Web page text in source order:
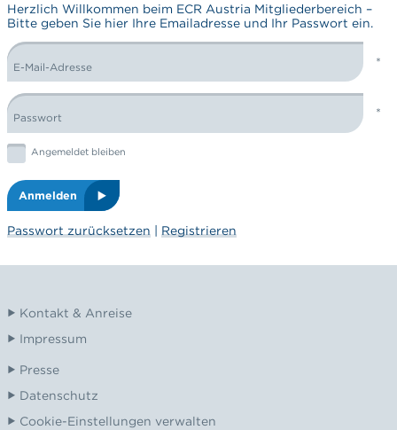
Herzlich Willkommen beim ECR Austria Mitgliederbereich –
Bitte geben Sie hier Ihre Emailadresse und Ihr Passwort ein.
LOGIN FORM
E-Mail-Adresse
Passwort
Graphic: checkbox
Angemeldet bleiben
Anmelden
Passwort zurücksetzen| Registrieren
Kontakt & Anreise
Impressum
Presse
Datenschutz
Cookie-Einstellungen verwalten